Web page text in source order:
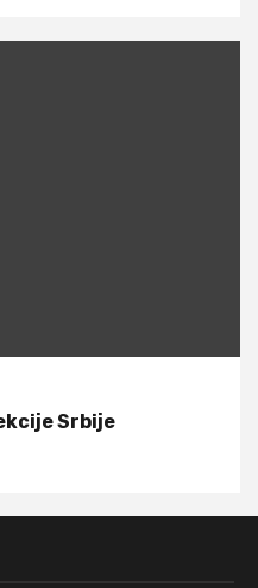
Srbije